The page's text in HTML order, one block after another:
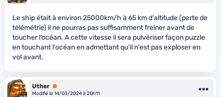
Le ship était à environ 25000km/h à 65 km d'altitude (perte de
télémétrie) il ne pourras pas suffisamment freiner avant de
toucher l’océan. A cette vitesse il sera pulvériser façon puzzle
en touchant l'océan en admettant qu'il n'est pas exploser en
vol avant.
Uther Premium
Modifié le 14/03/2024 à 20h11